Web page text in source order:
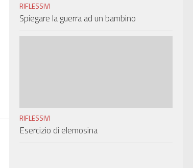
RIFLESSIVI
Spiegare la guerra ad un bambino
RIFLESSIVI
Esercizio di elemosina